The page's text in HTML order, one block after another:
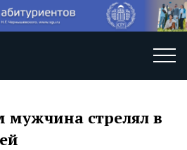
мужчина стрелял в